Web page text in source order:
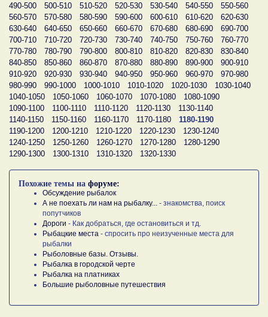
490-500
500-510 510-520 520-530 530-540 540-550
550-560
560-570
570-580 580-590 590-600 600-610 610-620
620-630
630-640
640-650 650-660 660-670 670-680 680-690
690-700
700-710
710-720 720-730 730-740 740-750 750-760
760-770
770-780
780-790 790-800 800-810 810-820 820-830
830-840
840-850
850-860 860-870 870-880 880-890 890-900
900-910
910-920
920-930 930-940 940-950 950-960 960-970
970-980
980-990
990-1000 1000-1010 1010-1020 1020-1030
1030-1040
1040-1050
1050-1060 1060-1070 1070-1080
1080-1090
1090-1100
1100-1110 1110-1120 1120-1130
1130-1140
1140-1150
1150-1160 1160-1170 1170-1180
1180-1190
1190-1200
1200-1210 1210-1220 1220-1230
1230-1240
1240-1250
1250-1260 1260-1270 1270-1280
1280-1290
1290-1300
1300-1310 1310-1320 1320-1330
Похожие темы на форуме:
Обсуждение рыбалок
А не поехать ли нам на рыбалку...
- знакомства, поиск
попутчиков
Дороги - Как добраться, где остановиться и тд.
Рыбацкие места - спросить про неизученные места для
рыбалки
Рыболовные базы. Отзывы.
Рыбалка в городской черте
Рыбалка на платниках
Большие рыболовные путешествия